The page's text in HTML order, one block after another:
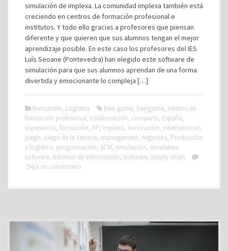
simulación de implexa. La comunidad implexa también está
creciendo en centros de formación profesional e
institutos. Y todo ello gracias a profesores que piensan
diferente y que quieren que sus alumnos tengan el mejor
aprendizaje posible. En este caso los profesores del IES
Luís Seoane (Pontevedra) han elegido este software de
simulación para que sus alumnos aprendan de una forma
divertida y emocionante lo compleja […]
formación, Logística beer game, beergame, centros de
formación profesional, colaboración, compartir, España,
experiencia, formación, FP, implexa, innovación, internacional,
juego, juego de la cerveza, management, negocios, Producción
y logística, programación, SCM, simulación, simulation
software, sistemas de información, software, supply chain
Deja un comentario